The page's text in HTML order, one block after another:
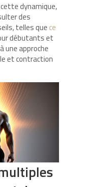
dynamique,
des
telles que ce
débutants et
une approche
et contraction